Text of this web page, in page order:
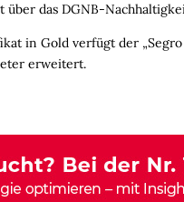
über das DGNB-
in Gold verfügt der
erweitert.